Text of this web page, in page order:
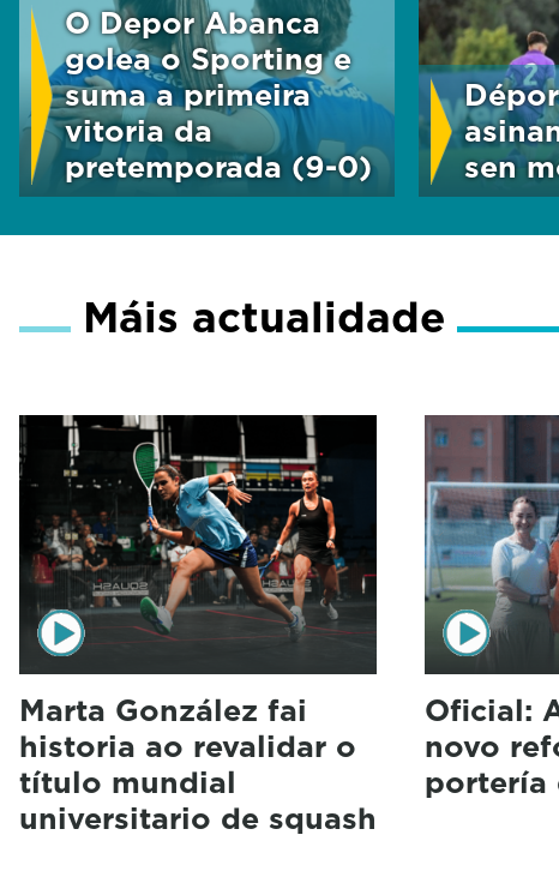
O Depor Abanca
golea o Sporting e
suma a primeira
vitoria da
pretemporada (9-0)
sen
Máis actualidade
Marta González fai
historia ao revalidar o
título mundial
universitario de squash
Oficial:
novo
portería